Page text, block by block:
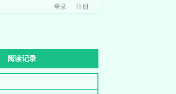
登录 注册
阅读记录